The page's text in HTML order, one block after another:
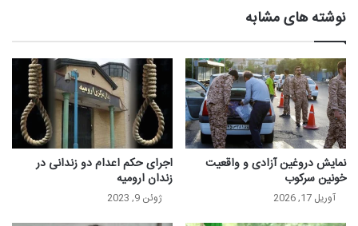
نوشته های مشابه
نمایش دروغین آزادی و واقعیت
خونین سرکوب
آوریل 17, 2026
اجرای حکم اعدام دو زندانی در
زندان ارومیه
ژوئن 9, 2023